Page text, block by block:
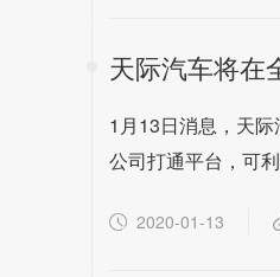
天际汽车将在
1月13日消息，天
公司打通平台，可
2020-01-13